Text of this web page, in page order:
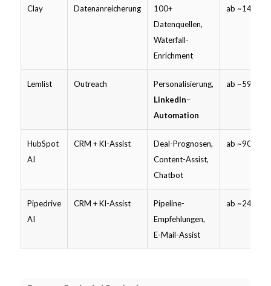
Clay Datenanreicherung
100+
Datenquellen,
Waterfall-
Enrichment
ab ~149 $
Lemlist Outreach
Personalisierung,
LinkedIn–
Automation
ab ~59 $
HubSpot
AI
CRM + KI-Assist
Deal-Prognosen,
Content-Assist,
Chatbot
ab ~90 $
Pipedrive
AI
CRM + KI-Assist
Pipeline-
Empfehlungen,
E-Mail-Assist
ab ~24 $